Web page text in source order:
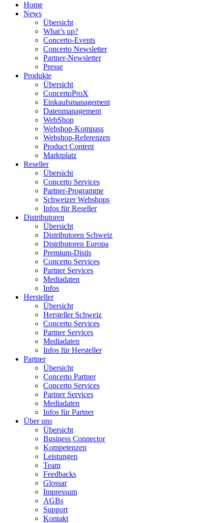
Home
News
Übersicht
What’s up?
Concerto-Events
Concerto Newsletter
Partner-Newsletter
Presse
Produkte
Übersicht
ConcertoProX
Einkaufsmanagement
Datenmanagement
WebShop
Webshop-Kompass
Webshop-Referenzen
Product Content
Marktplatz
Reseller
Übersicht
Concerto Services
Partner-Programme
Schweizer Webshops
Infos für Reseller
Distributoren
Übersicht
Distributoren Schweiz
Distributoren Europa
Premium-Distis
Concerto Services
Partner Services
Mediadaten
Infos
Hersteller
Übersicht
Hersteller Schweiz
Concerto Services
Partner Services
Mediadaten
Infos für Hersteller
Partner
Übersicht
Concerto Partner
Concerto Services
Partner Services
Mediadaten
Infos für Partner
Über uns
Übersicht
Business Connector
Kompetenzen
Leistungen
Team
Feedbacks
Glossar
Impressum
AGBs
Support
Kontakt